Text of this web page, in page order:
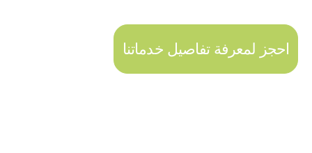
احجز لمعرفة تفاصيل خدماتنا